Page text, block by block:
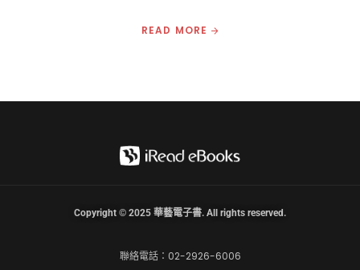
READ MORE
聯絡電話：02-2926-6006
Copyright © 2025 華藝電子書. All rights reserved.